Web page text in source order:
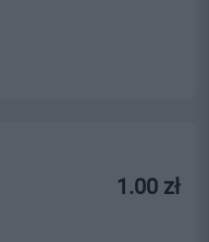
1.00 zł